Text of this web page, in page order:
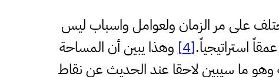
على مر الزمان ولعوامل واسباب ليس
استراتيجياً.[4]
وهذا يبين أن المساحة
وهو ما سيبين لاحقا عند الحديث عن نقاط